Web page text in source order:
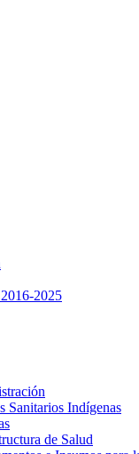
2025
Sanitarios Indígenas
de Salud